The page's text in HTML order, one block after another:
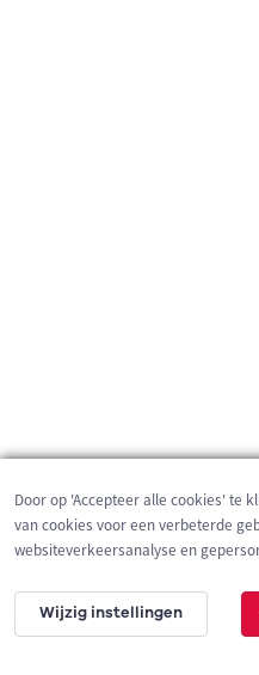
1 km
Door op 'Accepteer alle cookies' te
van cookies voor een verbeterde
websiteverkeersanalyse en
Wijzig instellingen